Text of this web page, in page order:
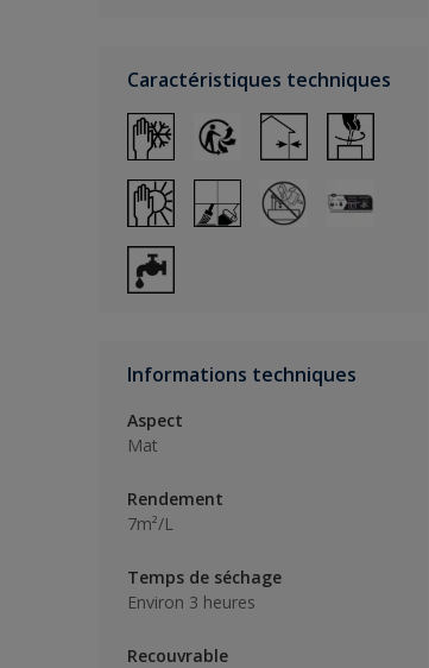
Caractéristiques techniques
Informations techniques
Aspect
Mat
Rendement
7m²/L
Temps de séchage
Environ 3 heures
Recouvrable